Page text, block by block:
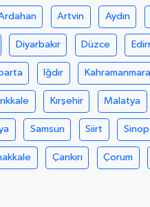
Artvin Aydın
Diyarbakır Düzce
Iğdır
Kırşehir Malatya
Samsun Siirt Sinop
Çankırı Çorum